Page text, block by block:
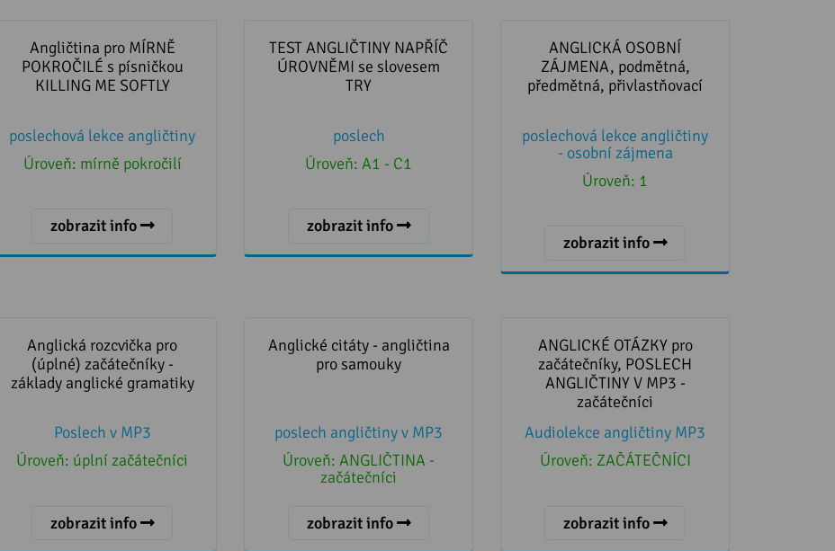
POKROČILÉ s písničkou KILLING
ME SOFTLY
Angličtina pro MÍRNĚ
POKROČILÉ s písničkou
KILLING ME SOFTLY
poslechová lekce angličtiny
Úroveň: mírně pokročilí
zobrazit info
ÚROVNĚMI se slovesem TRY
TEST ANGLIČTINY NAPŘÍČ
ÚROVNĚMI se slovesem
TRY
poslech
Úroveň: A1 - C1
zobrazit info
podmětná, předmětná,
přivlastňovací
ANGLICKÁ OSOBNÍ
ZÁJMENA, podmětná,
předmětná, přivlastňovací
poslechová lekce angličtiny
- osobní zájmena
Úroveň: 1
zobrazit info
začátečníky - základy anglické
gramatiky
Anglická rozcvička pro
(úplné) začátečníky -
základy anglické gramatiky
Poslech v MP3
Úroveň: úplní začátečníci
zobrazit info
samouky
Anglické citáty - angličtina
pro samouky
poslech angličtiny v MP3
Úroveň: ANGLIČTINA -
začátečníci
zobrazit info
začátečníky, POSLECH
ANGLIČTINY V MP3 - začátečníci
ANGLICKÉ OTÁZKY pro
začátečníky, POSLECH
ANGLIČTINY V MP3 -
začátečníci
Audiolekce angličtiny MP3
Úroveň: ZAČÁTEČNÍCI
zobrazit info